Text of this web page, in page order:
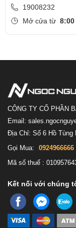
ích tối đa, nâng cao
Hiệu năng:
Là một phiên bản
tưởng tưởng ra sức
19008232
Mở cửa từ 8:00
CÔNG TY CỔ PHẦN
Email:
Địa Chỉ: Số 6 Hồ Tùng
Gọi Mua:
0924966666
Mã số thuế :
Kết nối với chúng